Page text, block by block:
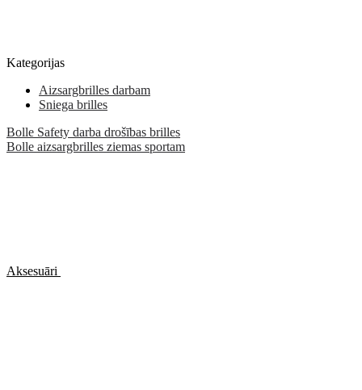
Kategorijas
Aizsargbrilles darbam
Sniega brilles
Bolle Safety darba drošības brilles
Bolle aizsargbrilles ziemas sportam
Aksesuāri